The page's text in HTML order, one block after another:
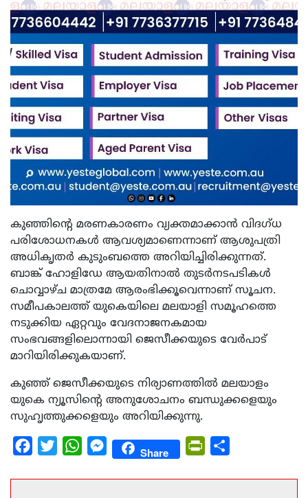
കുഞ്ഞിന്റെ മരണകാരണം വ്യക്തമാക്കാന്‍ വിദഗ്ധ
പരിശോധനകള്‍ ആവശ്യമാണെന്നാണ് ആശുപത്രി
അധികൃതര്‍ കുടുംബത്തെ അറിയിച്ചിരിക്കുന്നത്.
ബാങ്ക് ഹോളിഡേ ആയതിനാല്‍ തുടര്‍നടപടികള്‍
ചൊവ്വാഴ്ച മാത്രമേ ആരംഭിക്കൂവെന്നാണ് സൂചന.
സമീപകാലത്ത് യുകെയിലെ മലയാളി സമൂഹത്തെ
നടുക്കിയ ഏറ്റവും വേദനാജനകമായ
സംഭവങ്ങളിലൊന്നായി ജെസീക്കയുടെ വേര്‍പാട്
മാറിയിരിക്കുകയാണ്.
കുഞ്ഞ് ജെസീക്കയുടെ നിര്യാണത്തിൽ മലയാളം
യുകെ ന്യൂസിന്റെ അനുശോചനം ബന്ധുക്കളെയും
സുഹൃത്തുക്കളെയും അറിയിക്കുന്നു.
Facebook
Twitter WhatsAppMessengerShare PrintFriendly